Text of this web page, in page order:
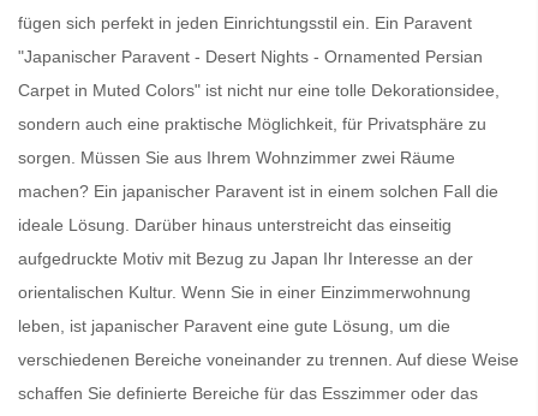
fügen sich perfekt in jeden Einrichtungsstil ein. Ein Paravent
"Japanischer Paravent - Desert Nights - Ornamented Persian
Carpet in Muted Colors" ist nicht nur eine tolle Dekorationsidee,
sondern auch eine praktische Möglichkeit, für Privatsphäre zu
sorgen. Müssen Sie aus Ihrem Wohnzimmer zwei Räume
machen? Ein japanischer Paravent ist in einem solchen Fall die
ideale Lösung. Darüber hinaus unterstreicht das einseitig
aufgedruckte Motiv mit Bezug zu Japan Ihr Interesse an der
orientalischen Kultur. Wenn Sie in einer Einzimmerwohnung
leben, ist japanischer Paravent eine gute Lösung, um die
verschiedenen Bereiche voneinander zu trennen. Auf diese Weise
schaffen Sie definierte Bereiche für das Esszimmer oder das